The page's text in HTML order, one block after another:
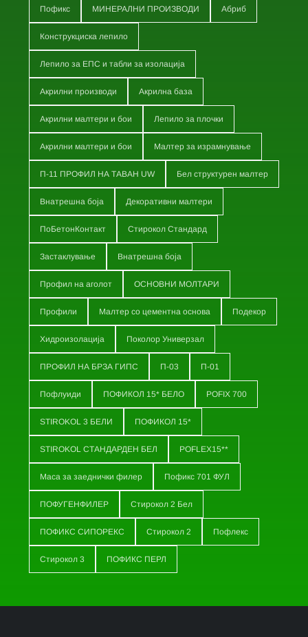
Пофикс МИНЕРАЛНИ ПРОИЗВОДИ Абриб
Конструкциска лепило
Лепило за ЕПС и табли за изолација
Акрилни производи Акрилна база
Акрилни малтери и бои Лепило за плочки
Акрилни малтери и бои Малтер за израмнување
П-11 ПРОФИЛ НА ТАВАН UW Бел структурен малтер
Внатрешна боја Декоративни малтери
ПоБетонКонтакт Стирокол Стандард
Застаклување Внатрешна боја
Профил на аголот ОСНОВНИ МОЛТАРИ
Профили Малтер со цементна основа Подекор
Хидроизолација Поколор Универзал
ПРОФИЛ НА БРЗА ГИПС П-03 П-01
Пофлуиди ПОФИКОЛ 15* БЕЛО POFIX 700
STIROKOL 3 БЕЛИ ПОФИКОЛ 15*
STIROKOL СТАНДАРДЕН БЕЛ POFLEX15**
Маса за заеднички филер Пофикс 701 ФУЛ
ПОФУГЕНФИЛЕР Стирокол 2 Бел
ПОФИКС СИПОРЕКС Стирокол 2 Пофлекс
Стирокол 3 ПОФИКС ПЕРЛ